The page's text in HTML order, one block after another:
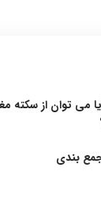
می توان از سکته
بندی